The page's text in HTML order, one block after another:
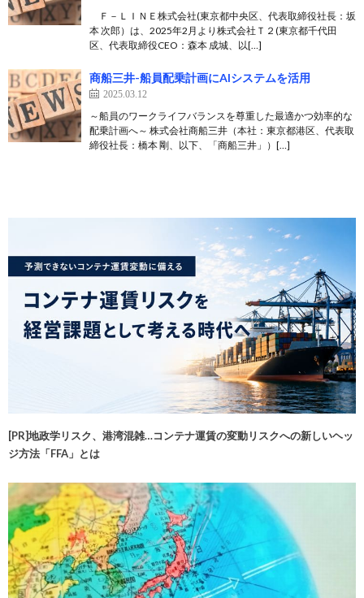
Ｆ－ＬＩＮＥ株式会社(東京都中央区、代表取締役社長：坂
本 次郎）は、2025年2月より株式会社Ｔ２(東京都千代田
区、代表取締役CEO：森本 成城、以[…]
商船三井-船員配乗計画にAIシステムを活用
2025.03.12
～船員のワークライフバランスを尊重した最適かつ効率的な
配乗計画へ～ 株式会社商船三井（本社：東京都港区、代表取
締役社長：橋本 剛、以下、「商船三井」）[…]
[PR]地政学リスク、港湾混雑…コンテナ運賃の変動リスクへの新しいヘッ
ジ方法「FFA」とは